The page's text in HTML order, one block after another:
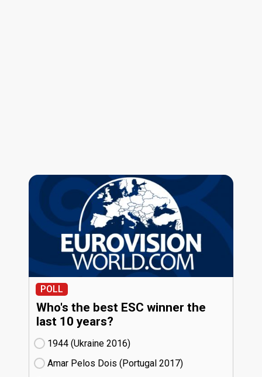
POLL
Who's the best ESC winner the
last 10 years?
1944 (Ukraine
16)
Amar Pelos Dois (Portugal
17)